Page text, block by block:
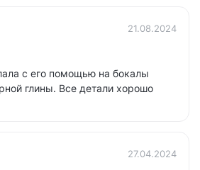
21.08.2024
с его помощью на бокалы
глины. Все детали хорошо
27.04.2024